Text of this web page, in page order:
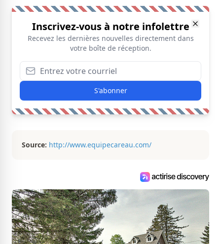
Inscrivez-vous à notre infolettre
Recevez les dernières nouvelles directement dans
votre boîte de réception.
S'abonner
Source: http://www.equipecareau.com/